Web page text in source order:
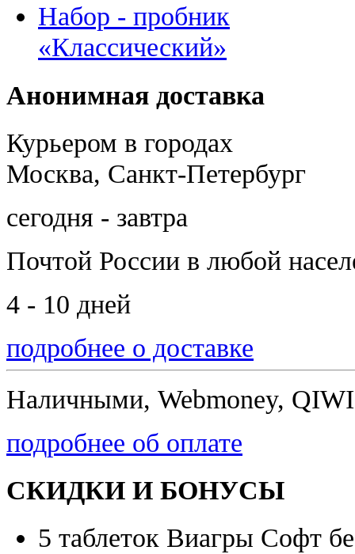
Набор - пробник
«Классический»
Анонимная доставка
Курьером в городах
Москва, Санкт-Петербург
сегодня - завтра
Почтой России в любой
4 - 10 дней
подробнее о доставке
Наличными, Webmoney,
подробнее об оплате
СКИДКИ И БОНУСЫ
5 таблеток Виагры Софт